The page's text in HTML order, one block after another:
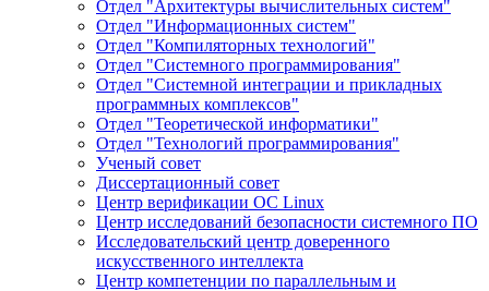
Отдел "Архитектуры вычислительных систем"
Отдел "Информационных систем"
Отдел "Компиляторных технологий"
Отдел "Системного программирования"
Отдел "Системной интеграции и прикладных
программных комплексов"
Отдел "Теоретической информатики"
Отдел "Технологий программирования"
Ученый совет
Диссертационный совет
Центр верификации ОС Linux
Центр исследований безопасности системного ПО
Исследовательский центр доверенного
искусственного интеллекта
Центр компетенции по параллельным и